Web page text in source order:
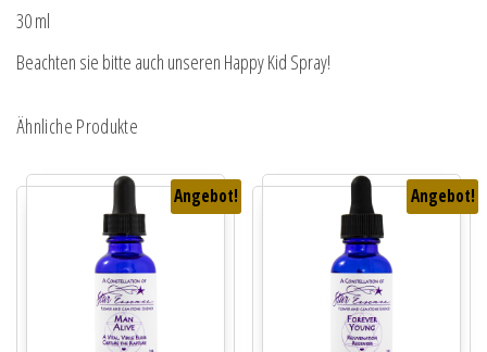
30 ml
Beachten sie bitte auch unseren Happy Kid Spray!
Ähnliche Produkte
Angebot! Angebot!